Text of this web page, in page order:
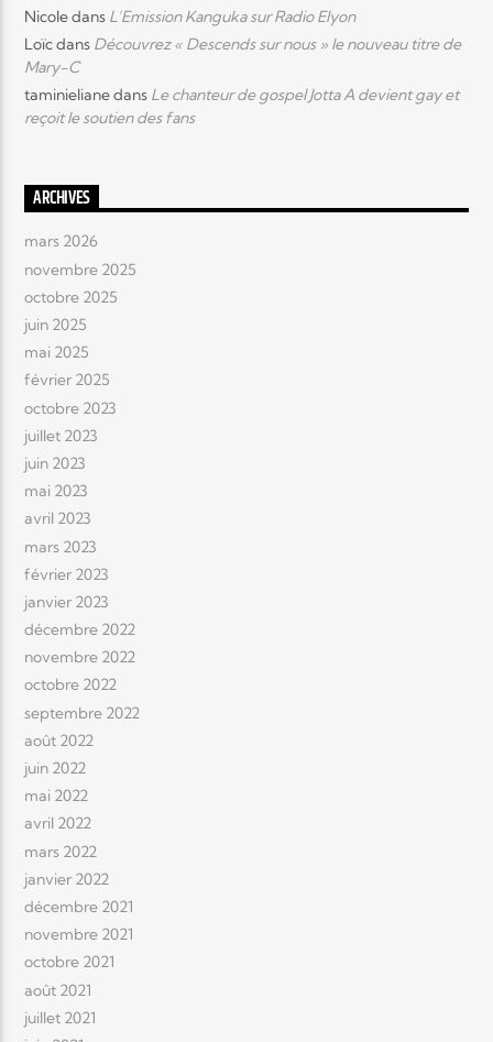
Nicoledans L’Emission Kanguka sur Radio Elyon
Loïcdans Découvrez « Descends sur nous » le nouveau titre de
Mary-C
taminielianedans Le chanteur de gospel Jotta A devient gay et
reçoit le soutien des fans
ARCHIVES
mars 2026
novembre 2025
octobre 2025
juin 2025
mai 2025
février 2025
octobre 2023
juillet 2023
juin 2023
mai 2023
avril 2023
mars 2023
février 2023
janvier 2023
décembre 2022
novembre 2022
octobre 2022
septembre 2022
août 2022
juin 2022
mai 2022
avril 2022
mars 2022
janvier 2022
décembre 2021
novembre 2021
octobre 2021
août 2021
juillet 2021